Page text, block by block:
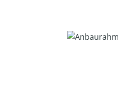
Bildergalerie